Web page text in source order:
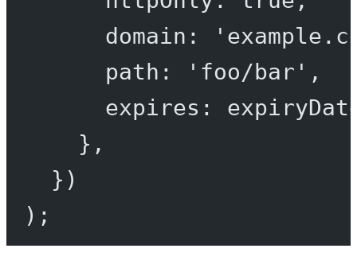
domain:
path:
'foo/bar' ,
expires:
},
})
);